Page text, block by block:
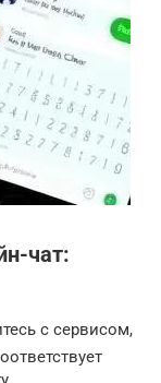
чат:
с сервисом,